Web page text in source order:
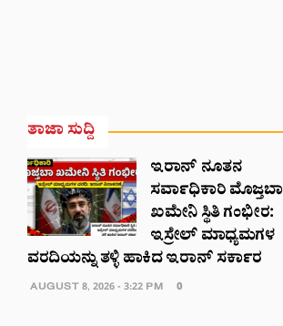
ತಾಜಾ ಸುದ್ದಿ
ಇರಾನ್ ನೂತನ
ಸರ್ವಾಧಿಕಾರಿ ಮೊಜ್ತಬಾ
ಖಮೇನಿ ಸ್ಥಿತಿ ಗಂಭೀರ:
ಇಸ್ರೇಲ್ ಮಾಧ್ಯಮಗಳ
ವರದಿಯನ್ನು ತಳ್ಳಿ ಹಾಕಿದ ಇರಾನ್ ಸರ್ಕಾರ
AUGUST 8, 2026 - 3:22 PM 0